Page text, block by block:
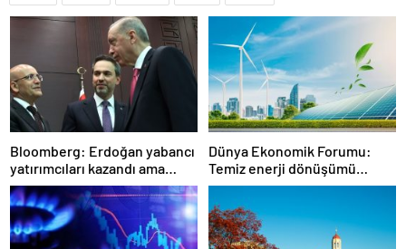
Bloomberg: Erdoğan yabancı
yatırımcıları kazandı ama
bedelini Türkler ödedi
Dünya Ekonomik Forumu:
Temiz enerji dönüşümü
yavaşlıyor